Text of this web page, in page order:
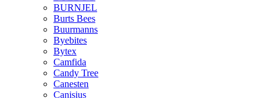
BURNJEL
Burts Bees
Buurmanns
Byebites
Bytex
Camfida
Candy Tree
Canesten
Canisius